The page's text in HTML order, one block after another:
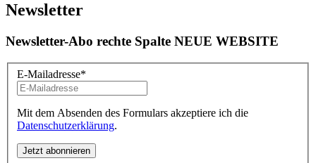
Newsletter
Newsletter-Abo rechte Spalte NEUE WEBSITE
E-Mailadresse*
Mit dem Absenden des Formulars akzeptiere ich die
Datenschutzerklärung.